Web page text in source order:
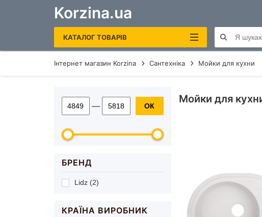
САНТЕХНІКА
БОЙЛЕРИ
ДЗЕРКАЛА В ВАННУ
Korzina.ua
КАТАЛОГ ТОВАРІВ
Інтернет магазин Korzina Сантехніка Мойки для кухни
— ОК
БРЕНД
Lidz (2)
КРАЇНА ВИРОБНИК
Мойки для